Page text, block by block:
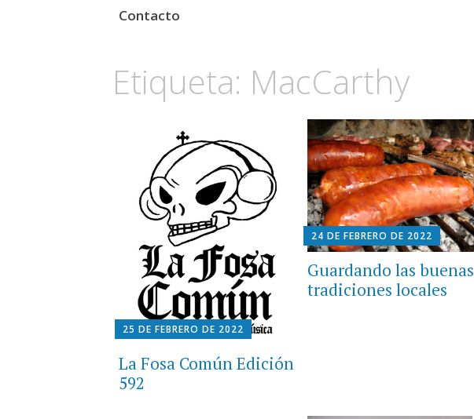
contenido
Contacto
Etiqueta: MacCarthy
25 DE FEBRERO DE 2022
La Fosa Común Edición
592
24 DE FEBRERO DE 2022
Guardando las buenas
tradiciones locales